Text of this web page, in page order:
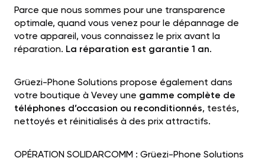
Parce que nous sommes pour une transparence
optimale, quand vous venez pour le dépannage de
votre appareil, vous connaissez le prix avant la
réparation. La réparation est garantie 1 an.
Grüezi-Phone Solutions propose également dans
votre boutique à Vevey une gamme complète de
téléphones d’occasion ou reconditionnés, testés,
nettoyés et réinitialisés à des prix attractifs.
OPÉRATION SOLIDARCOMM : Grüezi-Phone Solutions